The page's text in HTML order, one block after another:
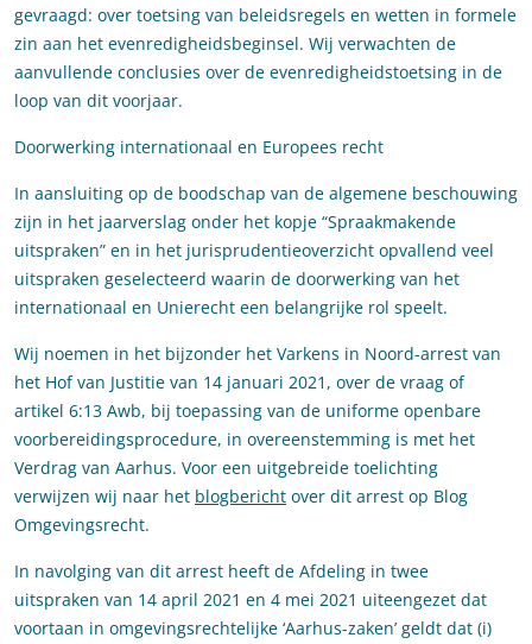
gevraagd: over toetsing van beleidsregels en wetten in formele
zin aan het evenredigheidsbeginsel. Wij verwachten de
aanvullende conclusies over de evenredigheidstoetsing in de
loop van dit voorjaar.
Doorwerking internationaal en Europees recht
In aansluiting op de boodschap van de algemene beschouwing
zijn in het jaarverslag onder het kopje “Spraakmakende
uitspraken” en in het jurisprudentieoverzicht opvallend veel
uitspraken geselecteerd waarin de doorwerking van het
internationaal en Unierecht een belangrijke rol speelt.
Wij noemen in het bijzonder het Varkens in Noord-arrest van
het Hof van Justitie van 14 januari 2021, over de vraag of
artikel 6:13 Awb, bij toepassing van de uniforme openbare
voorbereidingsprocedure, in overeenstemming is met het
Verdrag van Aarhus. Voor een uitgebreide toelichting
verwijzen wij naar het blogbericht over dit arrest op Blog
Omgevingsrecht.
In navolging van dit arrest heeft de Afdeling in twee
uitspraken van 14 april 2021 en 4 mei 2021 uiteengezet dat
voortaan in omgevingsrechtelijke ‘Aarhus-zaken’ geldt dat (i)